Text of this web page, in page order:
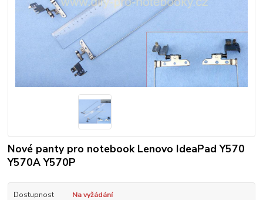
Nové panty pro notebook Lenovo IdeaPad Y570
Y570A Y570P
Dostupnost Na vyžádání